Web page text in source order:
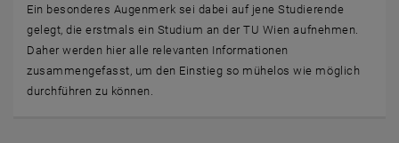
Ein besonderes Augenmerk sei dabei auf jene Studierende
gelegt, die erstmals ein Studium an der TU Wien aufnehmen.
Daher werden hier alle relevanten Informationen
zusammengefasst, um den Einstieg so mühelos wie möglich
durchführen zu können.